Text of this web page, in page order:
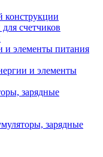
счетчиков
и элементы питания
и элементы
зарядные
зарядные